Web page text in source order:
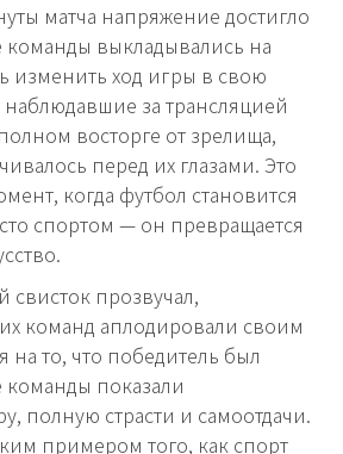
матча напряжение достигло
команды выкладывались на
изменить ход игры в свою
наблюдавшие за трансляцией
восторге от зрелища,
перед их глазами. Это
когда футбол становится
спортом — он превращается
свисток прозвучал,
команд аплодировали своим
на то, что победитель был
показали
полную страсти и самоотдачи.
примером того, как спорт